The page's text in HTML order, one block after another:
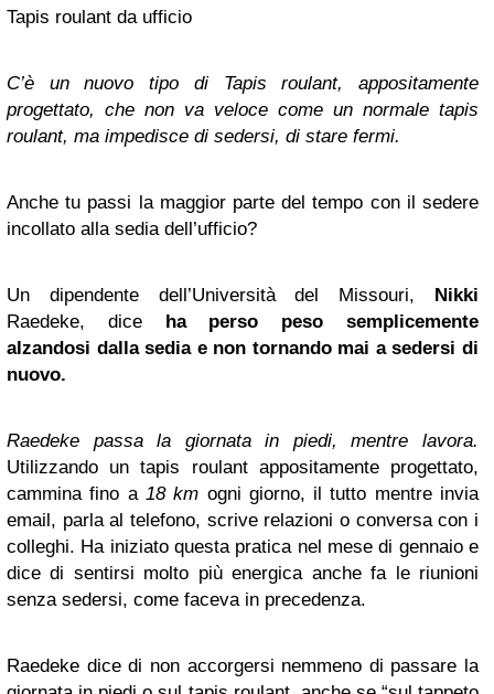
Tapis roulant da ufficio
C’è un nuovo tipo di Tapis roulant, appositamente
progettato, che non va veloce come un normale tapis
roulant, ma impedisce di sedersi, di stare fermi.
Anche tu passi la maggior parte del tempo con il sedere
incollato alla sedia dell’ufficio?
Un dipendente dell’Università del Missouri, Nikki
Raedeke, dice ha perso peso semplicemente
alzandosi dalla sedia e non tornando mai a sedersi di
nuovo.
Raedeke passa la giornata in piedi, mentre lavora.
Utilizzando un tapis roulant appositamente progettato,
cammina fino a 18 km ogni giorno, il tutto mentre invia
email, parla al telefono, scrive relazioni o conversa con i
colleghi. Ha iniziato questa pratica nel mese di gennaio e
dice di sentirsi molto più energica anche fa le riunioni
senza sedersi, come faceva in precedenza.
Raedeke dice di non accorgersi nemmeno di passare la